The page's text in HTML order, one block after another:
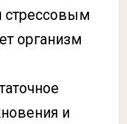
стрессовым
организм
и